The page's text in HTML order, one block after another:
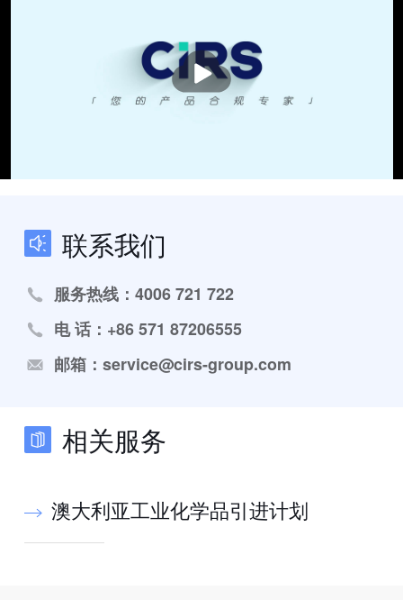
播
放
联系我们
服务热线：4006 721 722
电 话：+86 571 87206555
邮箱：service@cirs-group.com
相关服务
澳大利亚工业化学品引进计划